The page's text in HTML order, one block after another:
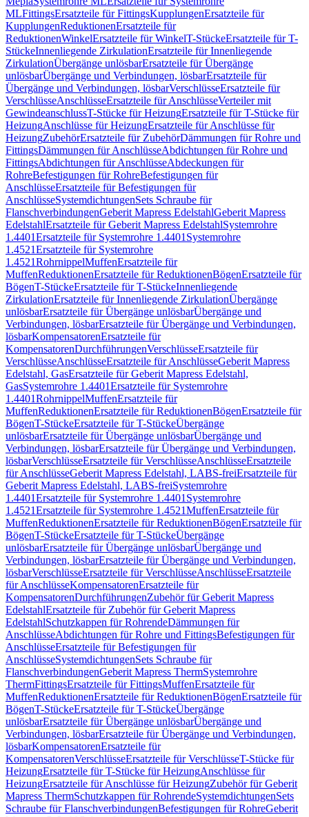
MLFittingsErsatzteile für FittingsKupplungenErsatzteile für
KupplungenReduktionenErsatzteile für
ReduktionenWinkelErsatzteile für WinkelT-StückeErsatzteile für T-
StückeInnenliegende ZirkulationErsatzteile für Innenliegende
ZirkulationÜbergänge unlösbarErsatzteile für Übergänge
unlösbarÜbergänge und Verbindungen, lösbarErsatzteile für
Übergänge und Verbindungen, lösbarVerschlüsseErsatzteile für
VerschlüsseAnschlüsseErsatzteile für AnschlüsseVerteiler mit
GewindeanschlussT-Stücke für HeizungErsatzteile für T-Stücke für
HeizungAnschlüsse für HeizungErsatzteile für Anschlüsse für
HeizungZubehörErsatzteile für ZubehörDämmungen für Rohre und
FittingsDämmungen für AnschlüsseAbdichtungen für Rohre und
FittingsAbdichtungen für AnschlüsseAbdeckungen für
RohreBefestigungen für RohreBefestigungen für
AnschlüsseErsatzteile für Befestigungen für
AnschlüsseSystemdichtungenSets Schraube für
FlanschverbindungenGeberit Mapress EdelstahlGeberit Mapress
EdelstahlErsatzteile für Geberit Mapress EdelstahlSystemrohre
1.4401Ersatzteile für Systemrohre 1.4401 Systemrohre
1.4521Ersatzteile für Systemrohre
1.4521RohrnippelMuffenErsatzteile für
MuffenReduktionenErsatzteile für ReduktionenBögenErsatzteile für
BögenT-StückeErsatzteile für T-StückeInnenliegende
ZirkulationErsatzteile für Innenliegende ZirkulationÜbergänge
unlösbarErsatzteile für Übergänge unlösbarÜbergänge und
Verbindungen, lösbarErsatzteile für Übergänge und Verbindungen,
lösbarKompensatorenErsatzteile für
KompensatorenDurchführungenVerschlüsseErsatzteile für
VerschlüsseAnschlüsseErsatzteile für AnschlüsseGeberit Mapress
Edelstahl, GasErsatzteile für Geberit Mapress Edelstahl,
GasSystemrohre 1.4401Ersatzteile für Systemrohre
1.4401RohrnippelMuffenErsatzteile für
MuffenReduktionenErsatzteile für ReduktionenBögenErsatzteile für
BögenT-StückeErsatzteile für T-StückeÜbergänge
unlösbarErsatzteile für Übergänge unlösbarÜbergänge und
Verbindungen, lösbarErsatzteile für Übergänge und Verbindungen,
lösbarVerschlüsseErsatzteile für VerschlüsseAnschlüsseErsatzteile
für AnschlüsseGeberit Mapress Edelstahl, LABS-freiErsatzteile für
Geberit Mapress Edelstahl, LABS-freiSystemrohre
1.4401Ersatzteile für Systemrohre 1.4401 Systemrohre
1.4521Ersatzteile für Systemrohre 1.4521MuffenErsatzteile für
MuffenReduktionenErsatzteile für ReduktionenBögenErsatzteile für
BögenT-StückeErsatzteile für T-StückeÜbergänge
unlösbarErsatzteile für Übergänge unlösbarÜbergänge und
Verbindungen, lösbarErsatzteile für Übergänge und Verbindungen,
lösbarVerschlüsseErsatzteile für VerschlüsseAnschlüsseErsatzteile
für AnschlüsseKompensatorenErsatzteile für
KompensatorenDurchführungenZubehör für Geberit Mapress
EdelstahlErsatzteile für Zubehör für Geberit Mapress
EdelstahlSchutzkappen für RohrendeDämmungen für
AnschlüsseAbdichtungen für Rohre und FittingsBefestigungen für
AnschlüsseErsatzteile für Befestigungen für
AnschlüsseSystemdichtungenSets Schraube für
FlanschverbindungenGeberit Mapress ThermSystemrohre
ThermFittingsErsatzteile für FittingsMuffenErsatzteile für
MuffenReduktionenErsatzteile für ReduktionenBögenErsatzteile für
BögenT-StückeErsatzteile für T-StückeÜbergänge
unlösbarErsatzteile für Übergänge unlösbarÜbergänge und
Verbindungen, lösbarErsatzteile für Übergänge und Verbindungen,
lösbarKompensatorenErsatzteile für
KompensatorenVerschlüsseErsatzteile für VerschlüsseT-Stücke für
HeizungErsatzteile für T-Stücke für HeizungAnschlüsse für
HeizungErsatzteile für Anschlüsse für HeizungZubehör für Geberit
Mapress ThermSchutzkappen für RohrendeSystemdichtungenSets
Schraube für FlanschverbindungenBefestigungen für RohreGeberit